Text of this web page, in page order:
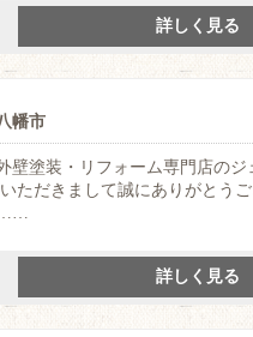
詳しく見る
幡市
壁塗装・リフォーム専門店のジ
ただきまして誠にありがとう
……
詳しく見る